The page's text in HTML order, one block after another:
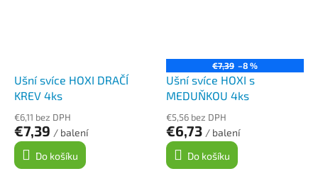
Ušní svíce HOXI DRAČÍ
KREV 4ks
€6,11 bez DPH
€7,39 / balení
Do košíku
€7,39 –8 %
Ušní svíce HOXI s
MEDUŇKOU 4ks
€5,56 bez DPH
€6,73 / balení
Do košíku